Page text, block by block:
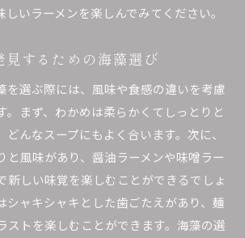
しいラーメンを楽しんでみてください。
見するための海藻選び
を選ぶ際には、風味や食感の違いを考慮
。まず、わかめは柔らかくてしっとりと
どんなスープにもよく合います。次に、
と風味があり、醤油ラーメンや味噌ラー
新しい味覚を楽しむことができるでしょ
シャキシャキとした歯ごたえがあり、麺
ストを楽しむことができます。海藻の選